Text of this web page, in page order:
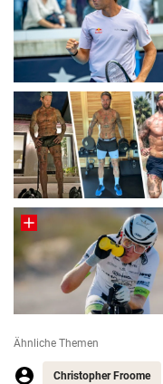
Ähnliche Themen
Christopher Froome